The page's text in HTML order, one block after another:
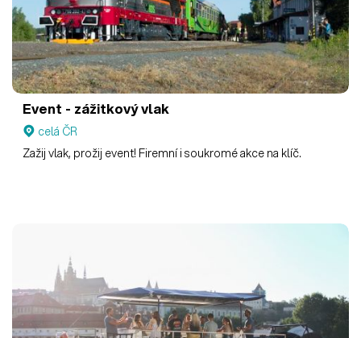
Event - zážitkový vlak
celá ČR
Zažij vlak, prožij event! Firemní i soukromé akce na klíč.